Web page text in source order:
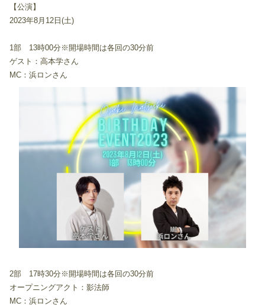
【公演】
2023年8月12日(土)
1部 13時00分※開場時間は各回の30分前
ゲスト：高本学さん
MC：浜ロンさん
2部 17時30分※開場時間は各回の30分前
オープニングアクト：影法師
MC：浜ロンさん